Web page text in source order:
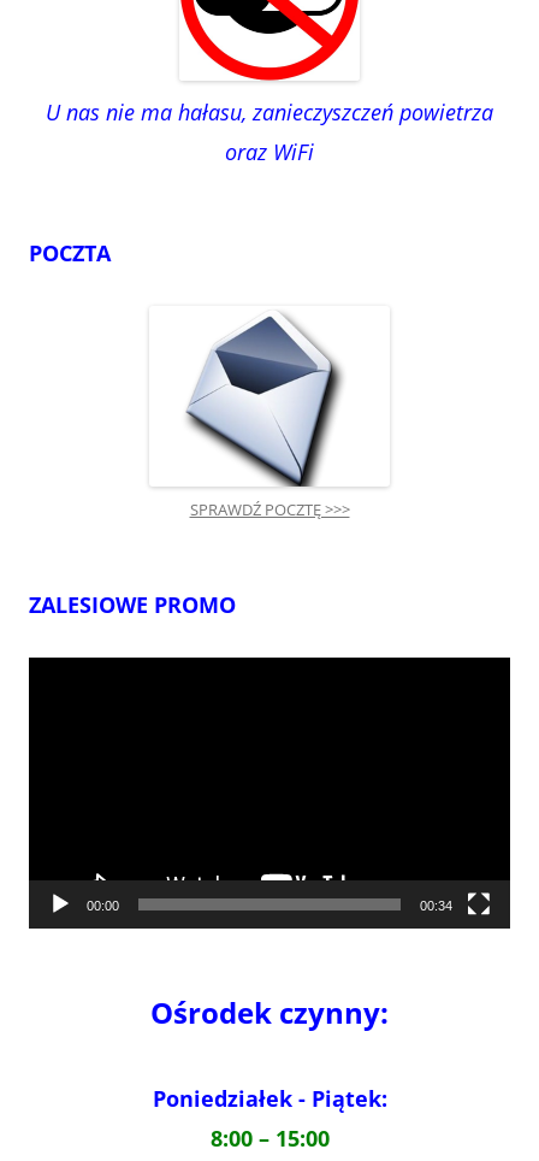
U nas nie ma hałasu, zanieczyszczeń powietrza
oraz WiFi
POCZTA
SPRAWDŹ POCZTĘ >>>
ZALESIOWE PROMO
Odtwarzacz
00:00 00:34
Ośrodek czynny:
Poniedziałek - Piątek:
8:00 – 15:00